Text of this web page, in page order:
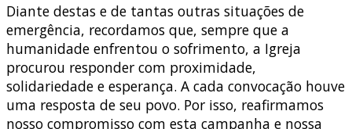
Diante destas e de tantas outras situações de
emergência, recordamos que, sempre que a
humanidade enfrentou o sofrimento, a Igreja
procurou responder com proximidade,
solidariedade e esperança. A cada convocação houve
uma resposta de seu povo. Por isso, reafirmamos
nosso compromisso com esta campanha e nossa